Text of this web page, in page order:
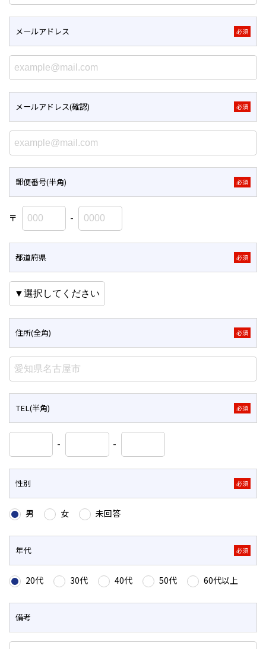
メールアドレス 必須
メールアドレス(確認) 必須
郵便番号(半角) 必須
〒 -
都道府県 必須
住所(全角) 必須
TEL(半角) 必須
- -
性別 必須
男 女 未回答
年代 必須
20代 30代 40代 50代 60代以上
備考